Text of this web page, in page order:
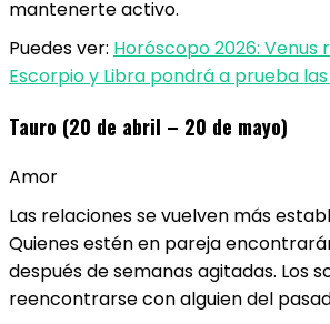
mantenerte activo.
Puedes ver: Horóscopo 2026:
Escorpio y Libra pondrá a prueba
Tauro (20 de abril – 20 de mayo)
Amor
Las relaciones se vuelven más
Quienes estén en pareja
después de semanas agitadas. Los
reencontrarse con alguien del